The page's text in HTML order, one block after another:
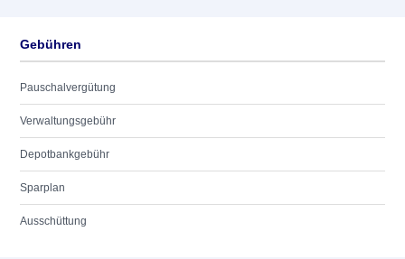
Gebühren
Pauschalvergütung
Verwaltungsgebühr
Depotbankgebühr
Sparplan
Ausschüttung